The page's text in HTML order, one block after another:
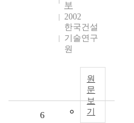
부
2002
한국건설
기술연구
원
원
문
보
기
6